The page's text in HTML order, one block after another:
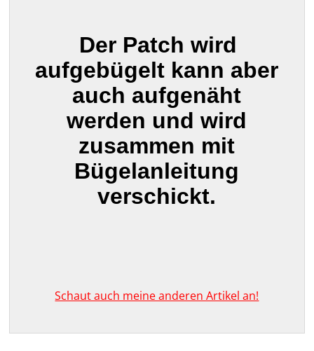
Der Patch wird
aufgebügelt kann aber
auch aufgenäht
werden und wird
zusammen mit
Bügelanleitung
verschickt.
Schaut auch meine anderen Artikel an!